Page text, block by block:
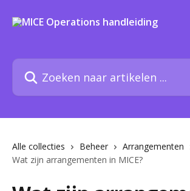
Zoeken naar artikelen ...
Alle collecties Beheer Arrangementen
Wat zijn arrangementen in MICE?